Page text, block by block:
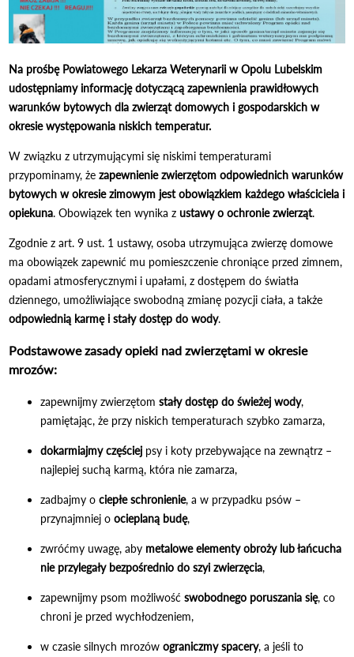
Na prośbę Powiatowego Lekarza Weterynarii w Opolu Lubelskim
udostępniamy informację dotyczącą zapewnienia prawidłowych
warunków bytowych dla zwierząt domowych i gospodarskich w
okresie występowania niskich temperatur.
W związku z utrzymującymi się niskimi temperaturami
przypominamy, żezapewnienie zwierzętom odpowiednich warunków
bytowych w okresie zimowym jest obowiązkiem każdego właściciela i
opiekuna. Obowiązek ten wynika z ustawy o ochronie zwierząt.
Zgodnie z art. 9 ust. 1 ustawy, osoba utrzymująca zwierzę domowe
ma obowiązek zapewnić mu pomieszczenie chroniące przed zimnem,
opadami atmosferycznymi i upałami, z dostępem do światła
dziennego, umożliwiające swobodną zmianę pozycji ciała, a także
odpowiednią karmę i stały dostęp do wody.
Podstawowe zasady opieki nad zwierzętami w okresie
mrozów:
zapewnijmy zwierzętomstały dostęp do świeżej wody,
pamiętając, że przy niskich temperaturach szybko zamarza,
dokarmiajmy częściej psy i koty przebywające na zewnątrz –
najlepiej suchą karmą, która nie zamarza,
zadbajmy ociepłe schronienie, a w przypadku psów –
przynajmniej oocieplaną budę,
zwróćmy uwagę, aby metalowe elementy obroży lub łańcucha
nie przylegały bezpośrednio do szyi zwierzęcia,
zapewnijmy psom możliwośćswobodnego poruszania się, co
chroni je przed wychłodzeniem,
w czasie silnych mrozówograniczmy spacery, a jeśli to